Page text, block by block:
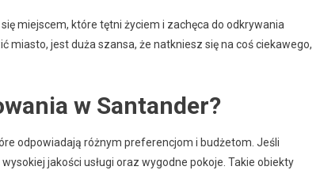
miejscem, które tętni życiem i zachęca do odkrywania
miasto, jest duża szansa, że natkniesz się na coś ciekawego,
w Santander?
odpowiadają różnym preferencjom i budżetom. Jeśli
jakości usługi oraz wygodne pokoje. Takie obiekty